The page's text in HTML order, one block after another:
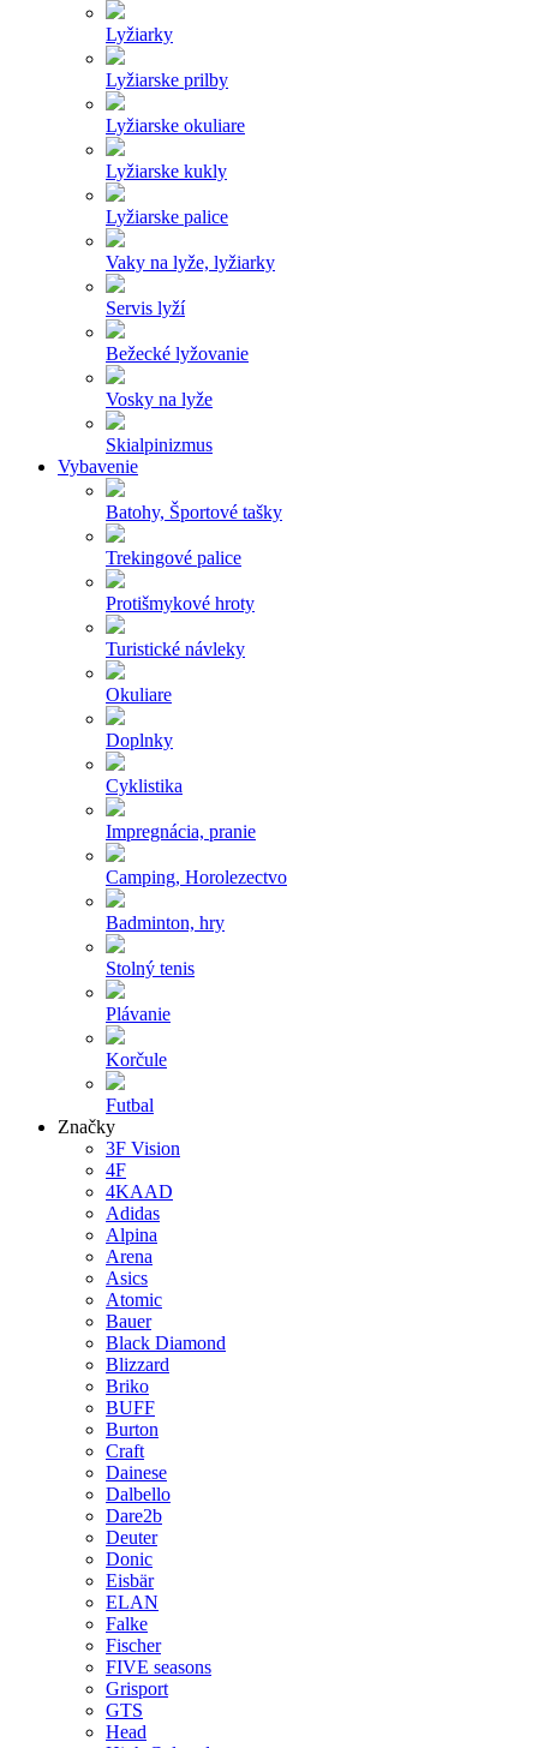
Lyžiarky
Lyžiarske prilby
Lyžiarske okuliare
Lyžiarske kukly
Lyžiarske palice
Vaky na lyže, lyžiarky
Servis lyží
Bežecké lyžovanie
Vosky na lyže
Skialpinizmus
Vybavenie
Batohy, Športové tašky
Trekingové palice
Protišmykové hroty
Turistické návleky
Okuliare
Doplnky
Cyklistika
Impregnácia, pranie
Camping, Horolezectvo
Badminton, hry
Stolný tenis
Plávanie
Korčule
Futbal
Značky
3F Vision
4F
4KAAD
Adidas
Alpina
Arena
Asics
Atomic
Bauer
Black Diamond
Blizzard
Briko
BUFF
Burton
Craft
Dainese
Dalbello
Dare2b
Deuter
Donic
Eisbär
ELAN
Falke
Fischer
FIVE seasons
Grisport
GTS
Head